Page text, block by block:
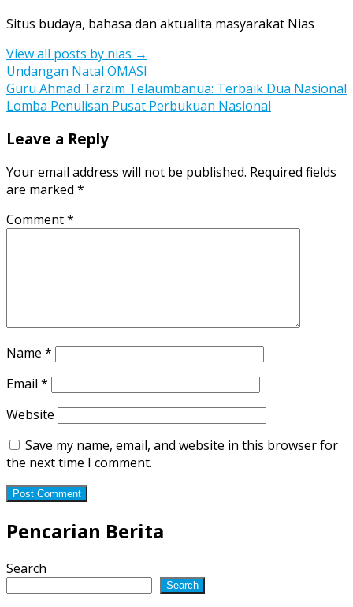
Situs budaya, bahasa dan aktualita masyarakat Nias
View all posts by nias →
Post
navigation
Undangan Natal OMASI
Guru Ahmad Tarzim Telaumbanua: Terbaik Dua Nasional
Lomba Penulisan Pusat Perbukuan Nasional
Leave a Reply
Your email address will not be published. Required fields
are marked *
Comment*
Name *
Email *
Website
Save my name, email, and website in this browser for
the next time I comment.
Pencarian Berita
Search
Search